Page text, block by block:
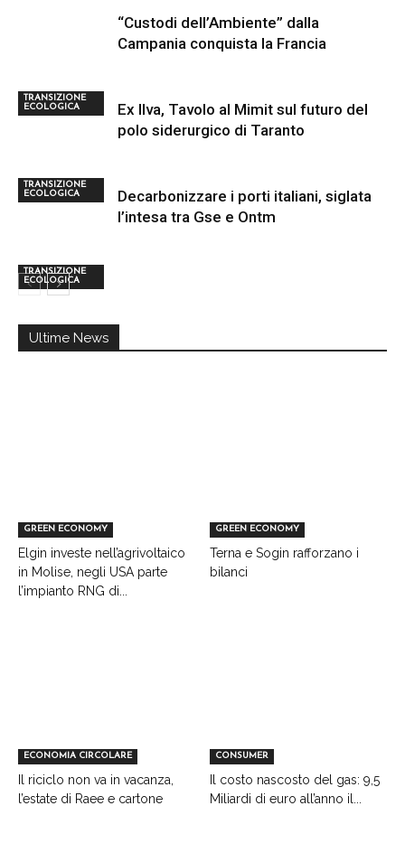
TRANSIZIONE
ECOLOGICA
“Custodi dell’Ambiente” dalla
Campania conquista la Francia
TRANSIZIONE
ECOLOGICA
Ex Ilva, Tavolo al Mimit sul futuro del
polo siderurgico di Taranto
TRANSIZIONE
ECOLOGICA
Decarbonizzare i porti italiani, siglata
l’intesa tra Gse e Ontm
Ultime News
GREEN ECONOMY
Elgin investe nell’agrivoltaico
in Molise, negli USA parte
l’impianto RNG di...
GREEN ECONOMY
Terna e Sogin rafforzano i
bilanci
ECONOMIA CIRCOLARE
Il riciclo non va in vacanza,
l’estate di Raee e cartone
CONSUMER
Il costo nascosto del gas: 9,5
Miliardi di euro all’anno il...